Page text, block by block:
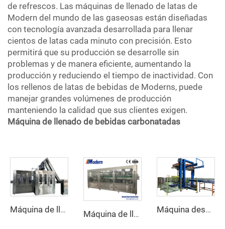
de refrescos. Las máquinas de llenado de latas de
Modern del mundo de las gaseosas están diseñadas
con tecnología avanzada desarrollada para llenar
cientos de latas cada minuto con precisión. Esto
permitirá que su producción se desarrolle sin
problemas y de manera eficiente, aumentando la
producción y reduciendo el tiempo de inactividad. Con
los rellenos de latas de bebidas de Moderns, puede
manejar grandes volúmenes de producción
manteniendo la calidad que sus clientes exigen.
Máquina de llenado de bebidas carbonatadas
Máquina de llenado de refrescos carbonatados
Máquina de llenado de refrescos en botellas de vidrio Máquina despaletizadora automática de latas